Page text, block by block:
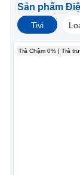
Sản phẩm
Tivi
Trả Chậm 0% | Trả